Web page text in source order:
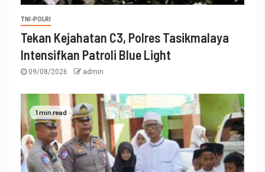
TNI-POLRI
Tekan Kejahatan C3, Polres Tasikmalaya
Intensifkan Patroli Blue Light
09/08/2026 admin
1 min read